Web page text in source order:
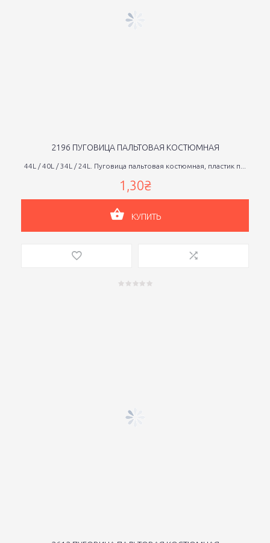
2196 ПУГОВИЦА ПАЛЬТОВАЯ КОСТЮМНАЯ
44L / 40L / 34L / 24L. Пуговица пальтовая костюмная, пластик п...
1,30₴
КУПИТЬ